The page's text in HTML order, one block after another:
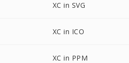
XC in SVG
XC in ICO
XC in PPM